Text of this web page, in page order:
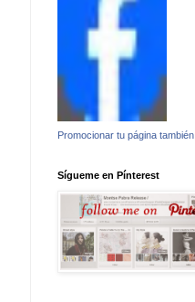
Promocionar tu página también
Sígueme en Pínterest